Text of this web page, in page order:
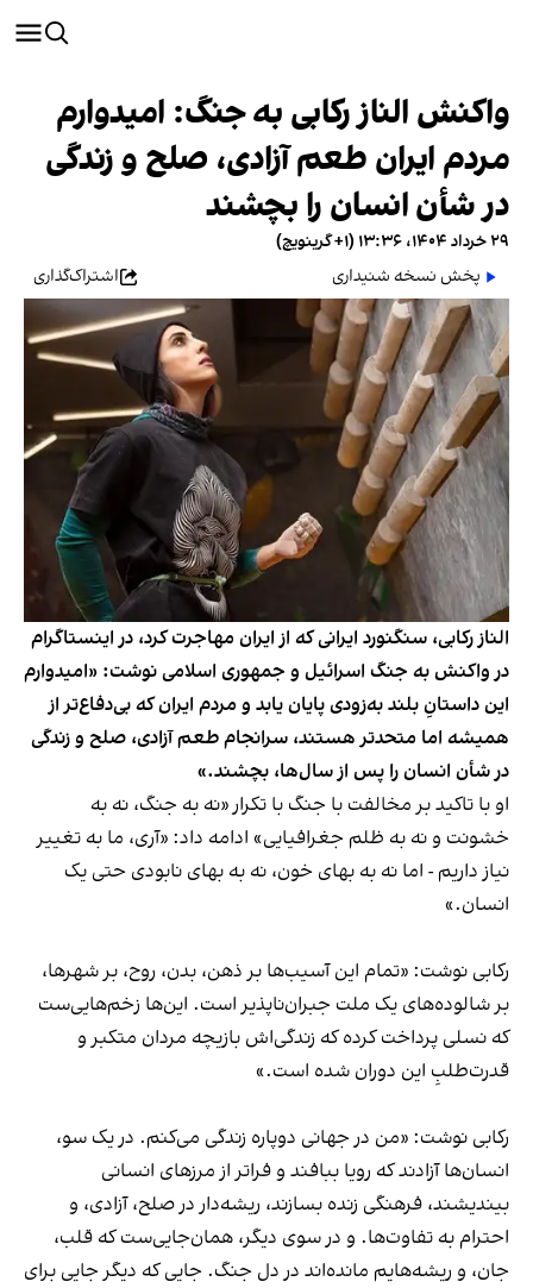
واکنش الناز رکابی به جنگ: امیدوارم
مردم ایران طعم آزادی، صلح و زندگی
در شأن انسان را بچشند
۲۹ خرداد ۱۴۰۴، ۱۳:۳۶ (‎+۱ گرینویچ)
پخش نسخه شنیداری
اشتراک‌گذاری
الناز رکابی، سنگنورد ایرانی که از ایران مهاجرت کرد، در اینستاگرام
در واکنش به جنگ اسرائیل و جمهوری اسلامی نوشت: «امیدوارم
این داستانِ بلند به‌زودی پایان یابد و مردم ایران که بی‌دفاع‌تر از
همیشه اما متحدتر هستند، سرانجام طعم آزادی، صلح و زندگی
در شأن انسان را پس از سال‌ها، بچشند.»
او با تاکید بر مخالفت با جنگ با تکرار «نه به جنگ، نه به
خشونت و نه به ظلم جغرافیایی» ادامه داد: «آری، ما به تغییر
نیاز داریم - اما نه به بهای خون، نه به بهای نابودی حتی یک
انسان.»
رکابی نوشت: «تمام این آسیب‌ها بر ذهن، بدن، روح، بر شهرها،
بر شالوده‌های یک ملت جبران‌ناپذیر است. این‌ها زخم‌هایی‌ست
که نسلی پرداخت کرده که زندگی‌اش بازیچه مردان متکبر و
قدرت‌طلبِ این دوران شده است.»
رکابی نوشت: «من در جهانی دوپاره زندگی می‌کنم. در یک سو،
انسان‌ها آزادند که رویا ببافند و فراتر از مرزهای انسانی
بیندیشند، فرهنگی زنده بسازند، ریشه‌دار در صلح، آزادی، و
احترام به تفاوت‌ها. و در سوی دیگر، همان‌جایی‌ست که قلب،
جان، و ریشه‌هایم مانده‌اند در دل جنگ. جایی که دیگر جایی برای